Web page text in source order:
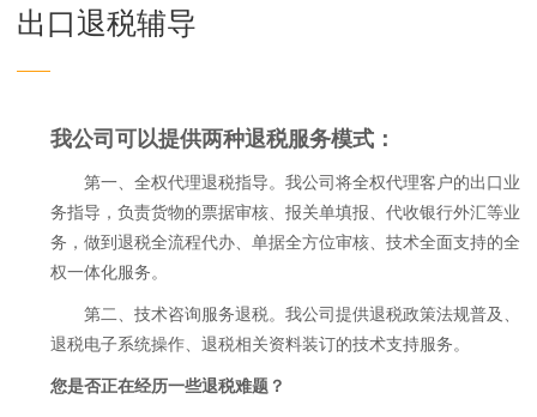
出口退税辅导
——
我公司可以提供两种退税服务模式：
第一、 全权代理退税指导。我公司将全权代理客户的出口业
务指导，负责货物的票据审核、报关单填报、代收银行外汇等业
务，做到退税全流程代办、单据全方位审核、技术全面支持的全
权一体化服务。
第二、技术咨询服务退税。我公司提供退税政策法规普及、
退税电子系统操作、退税相关资料装订的技术支持服务。
您是否正在经历一些退税难题？